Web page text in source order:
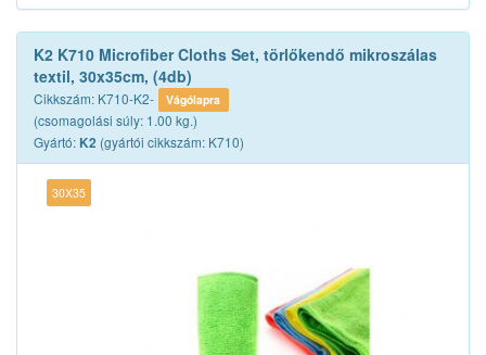
K2 K710 Microfiber Cloths Set, törlőkendő mikroszálas
textil, 30x35cm, (4db)
Cikkszám: K710-K2- Vágólapra
(csomagolási súly: 1.00 kg.)
Gyártó: K2 (gyártói cikkszám: K710)
30X35